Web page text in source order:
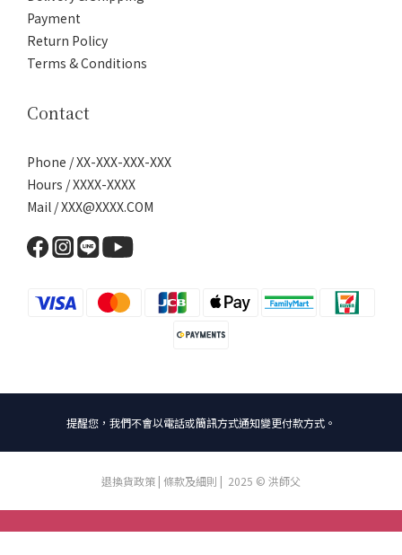
Payment
Return Policy
Terms & Conditions
Contact
Phone / XX-XXX-XXX-XXX
Hours / XXXX-XXXX
Mail / XXX@XXXX.COM
提醒您，我們不會以電話或簡訊方式通知變更付款方式。
退換貨政策 | 條款及細則 | 2025 © 洪師父